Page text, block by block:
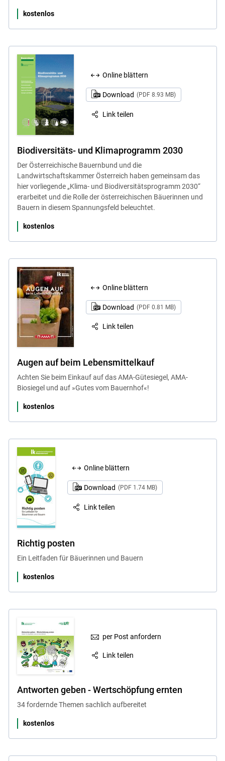
kostenlos
Online blättern
Download (PDF 8.93 MB)
Link teilen
Biodiversitäts- und Klimaprogramm 2030
Der Österreichische Bauernbund und die
Landwirtschaftskammer Österreich haben gemeinsam das
hier vorliegende „Klima- und Biodiversitätsprogramm 2030“
erarbeitet und die Rolle der österreichischen Bäuerinnen und
Bauern in diesem Spannungsfeld beleuchtet.
kostenlos
Online blättern
Download (PDF 0.81 MB)
Link teilen
Augen auf beim Lebensmittelkauf
Achten Sie beim Einkauf auf das AMA-Gütesiegel, AMA-
Biosiegel und auf »Gutes vom Bauernhof«!
kostenlos
Online blättern
Download (PDF 1.74 MB)
Link teilen
Richtig posten
Ein Leitfaden für Bäuerinnen und Bauern
kostenlos
per Post anfordern
Link teilen
Antworten geben - Wertschöpfung ernten
34 fordernde Themen sachlich aufbereitet
kostenlos